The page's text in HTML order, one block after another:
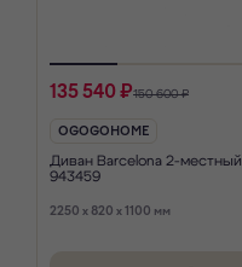
135 540 ₽150 600 ₽
OGOGOHOME
Диван Barcelona 2-местный
943459
2250 x 820 x 1100 мм